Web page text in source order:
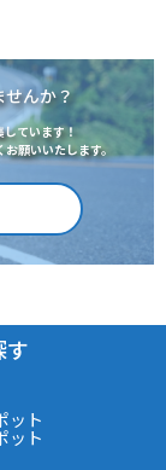
せんか？
しています！
願いいたします。
す
ット
ット